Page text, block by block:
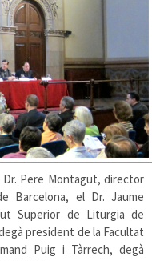
Pere Montagut, director
Barcelona, el Dr. Jaume
Superior de Liturgia de
president de la Facultat
Puig i Tàrrech, degà